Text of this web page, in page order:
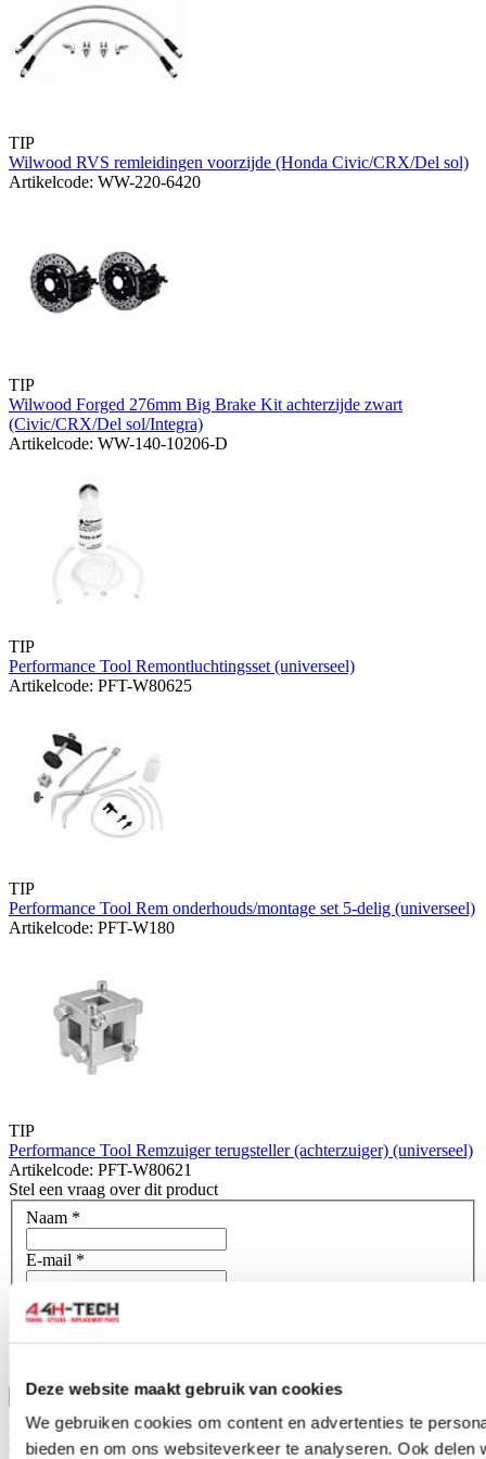
Deze website maakt gebruik van cookies
We gebruiken cookies om content en advertenties te
bieden en om ons websiteverkeer te analyseren. Ook
TIP
Wilwood RVS remleidingen voorzijde (Honda Civic/CRX/Del sol)
Artikelcode: WW-220-6420
TIP
Wilwood Forged 276mm Big Brake Kit achterzijde zwart
(Civic/CRX/Del sol/Integra)
Artikelcode: WW-140-10206-D
TIP
Performance Tool Remontluchtingsset (universeel)
Artikelcode: PFT-W80625
TIP
Performance Tool Rem onderhouds/montage set 5-delig (universeel)
Artikelcode: PFT-W180
TIP
Performance Tool Remzuiger terugsteller (achterzuiger) (universeel)
Artikelcode: PFT-W80621
Stel een vraag over dit product
Naam *
E-mail *
Wat is je vraag?
Bevestig
Dit formulier wordt beschermd door reCAPTCHA - het
Privacybeleid van GoogleenServicevoorwaardenzijn van